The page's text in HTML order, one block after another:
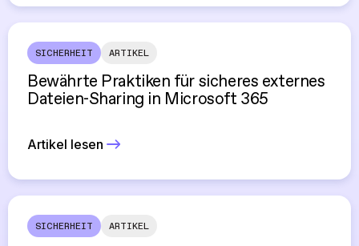
SICHERHEIT ARTIKEL
Bewährte Praktiken für sicheres externes
Dateien-Sharing in Microsoft 365
Artikel lesen
SICHERHEIT ARTIKEL